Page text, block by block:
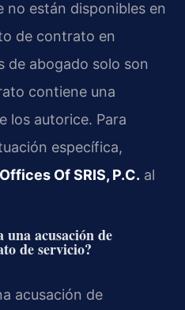
no están disponibles en
de contrato en
de abogado solo son
contiene una
los autorice. Para
específica,
Of SRIS, P.C. al
una acusación de
de servicio?
acusación de